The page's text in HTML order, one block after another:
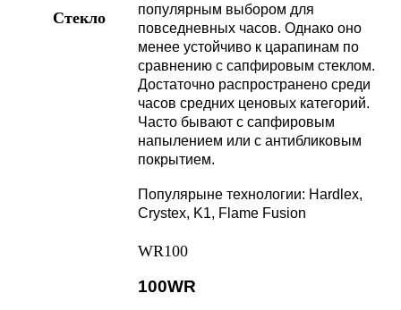
Стекло
популярным выбором для
повседневных часов. Однако оно
менее устойчиво к царапинам по
сравнению с сапфировым стеклом.
Достаточно распространено среди
часов средних ценовых категорий.
Часто бывают с сапфировым
напылением или с антибликовым
покрытием.
Популярыне технологии: Hardlex,
Crystex, K1, Flame Fusion
WR100
100WR